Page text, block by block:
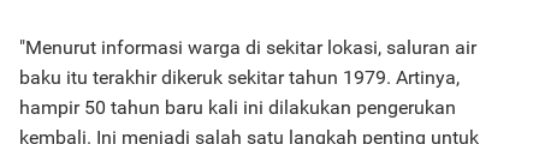
"Menurut informasi warga di sekitar lokasi, saluran air
baku itu terakhir dikeruk sekitar tahun 1979. Artinya,
hampir 50 tahun baru kali ini dilakukan pengerukan
kembali. Ini menjadi salah satu langkah penting untuk